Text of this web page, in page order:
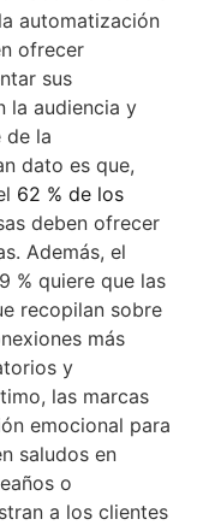
automatización
ofrecer
sus
la audiencia y
de la
dato es que,
62 % de los
deben ofrecer
Además, el
% quiere que las
recopilan sobre
más
y
las marcas
emocional para
saludos en
o
a los clientes